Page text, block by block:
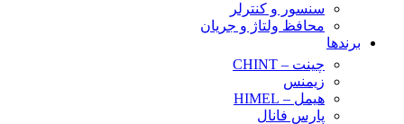
سنسور و کنترلر
محافظ ولتاژ و‌ جریان
برندها
چینت – CHINT
زیمنس
هیمل – HIMEL
پارس فانال